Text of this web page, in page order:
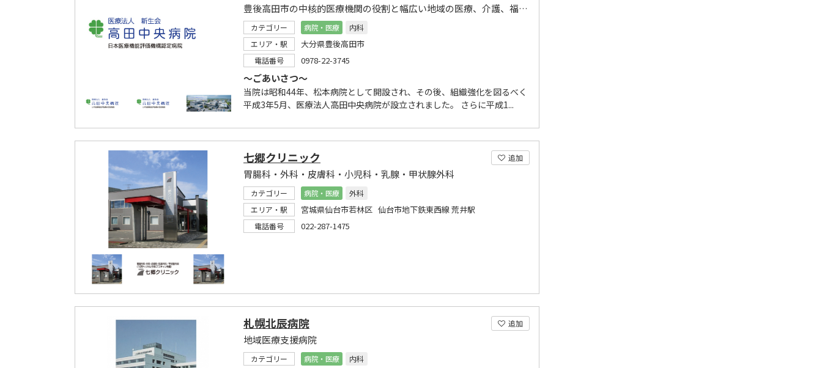
豊後高田市の中核的医療機関の役割と幅広い地域の医療、介護、福祉に貢献致します。
カテゴリー 病院・医療
内科
エリア・駅
大分県豊後高田市
電話番号 0978-22-3745
～ごあいさつ～
当院は昭和44年、松本病院として開設され、その後、組織強化を図るべく
平成3年5月、医療法人高田中央病院が設立されました。 さらに平成1...
追加
七郷クリニック
胃腸科・外科・皮膚科・小児科・乳腺・甲状腺外科
カテゴリー 病院・医療
外科
エリア・駅
宮城県仙台市若林区 仙台市地下鉄東西線 荒井駅
電話番号 022-287-1475
追加
札幌北辰病院
地域医療支援病院
カテゴリー 病院・医療
内科